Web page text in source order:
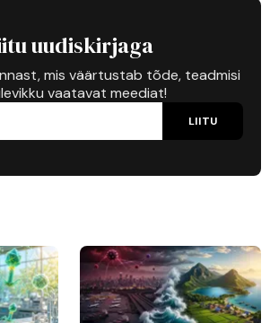
uudiskirjaga
mis väärtustab tõde, teadmisi
vaatavat meediat!
LIITU